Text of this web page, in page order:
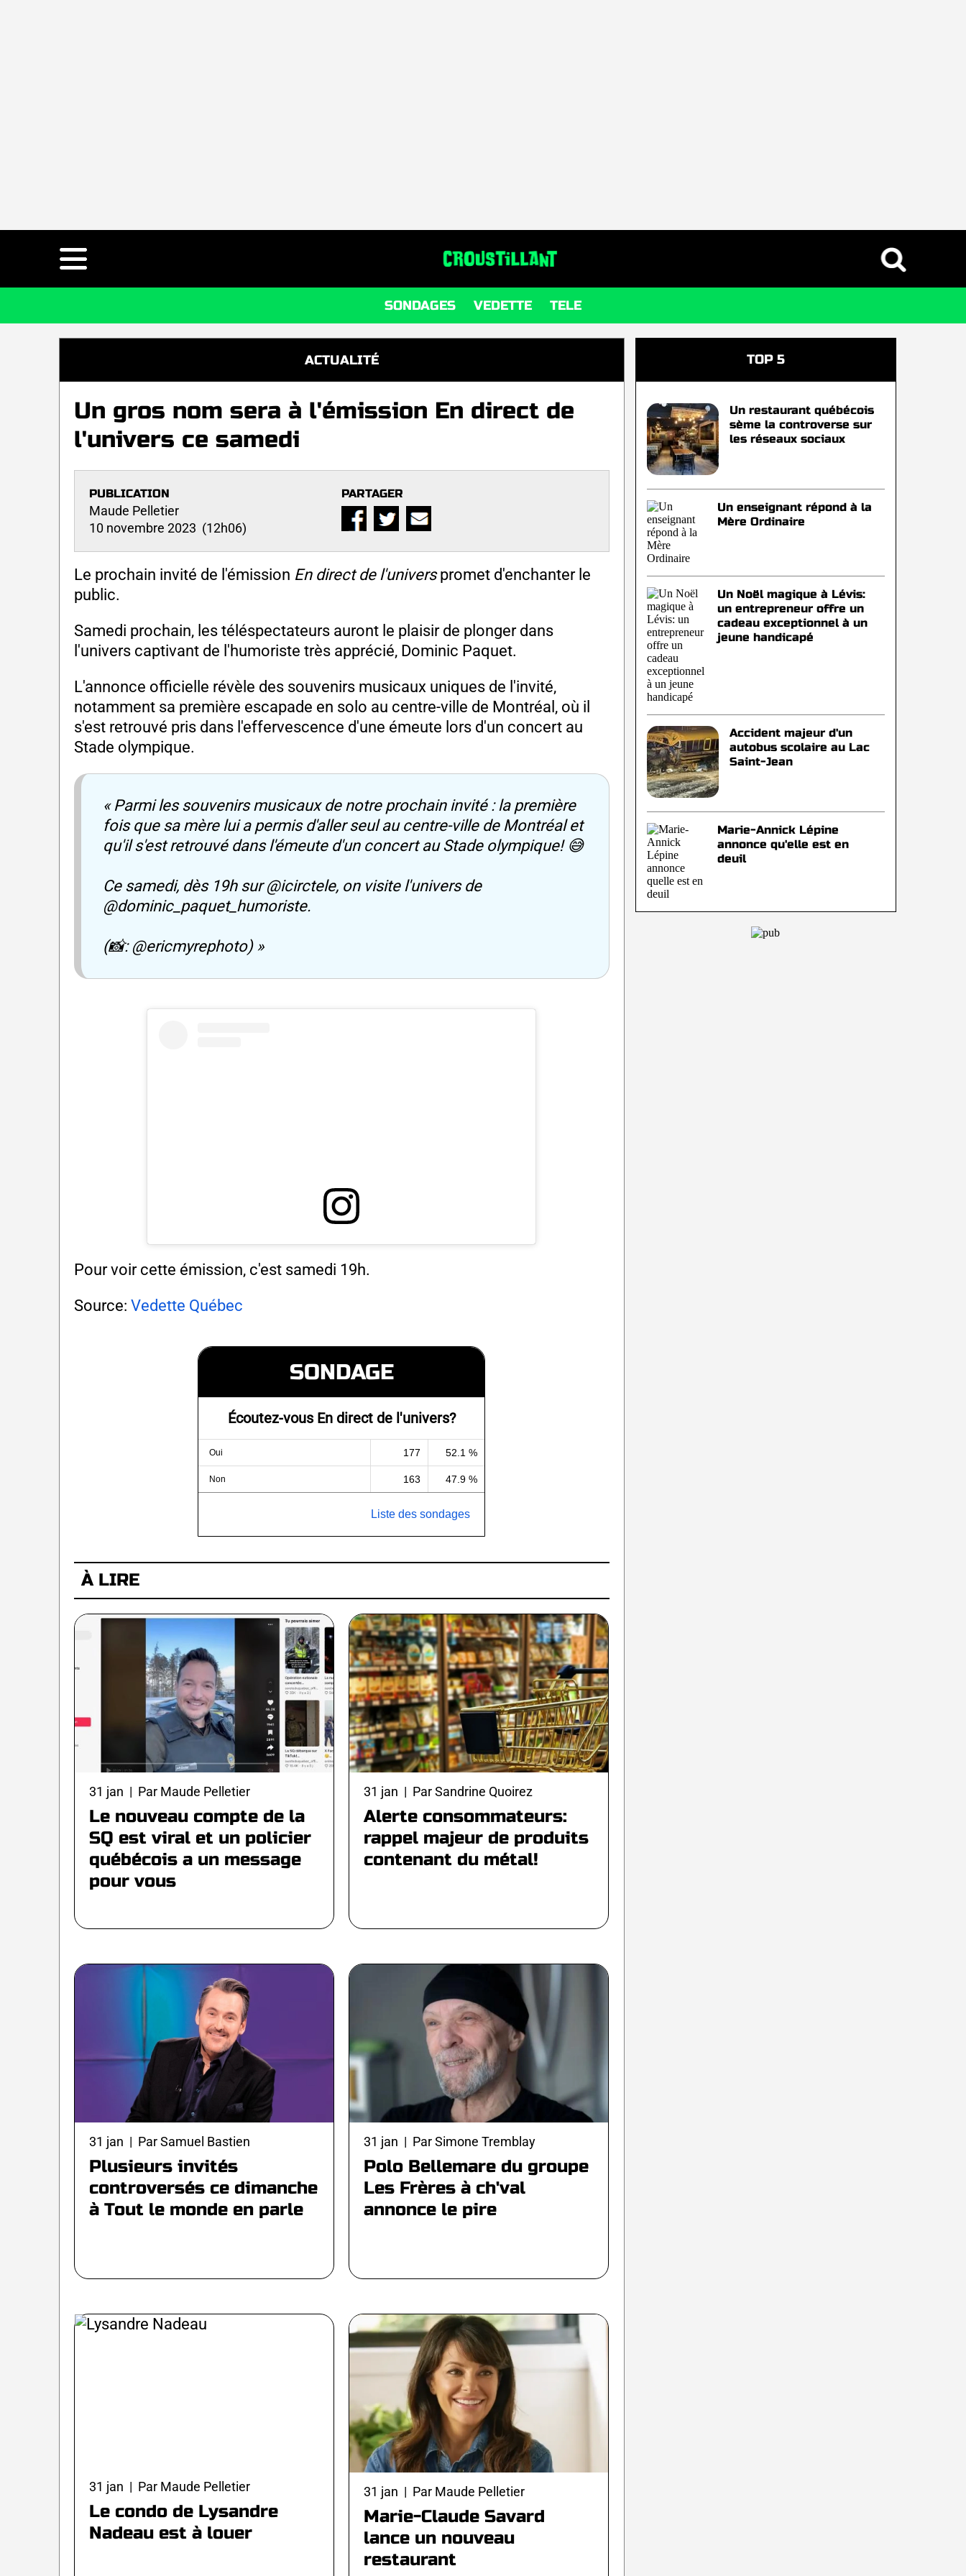
SONDAGES VEDETTE TELE
ACTUALITÉ
Un gros nom sera à l'émission En direct de
l'univers ce samedi
PUBLICATION
Maude Pelletier
10 novembre 2023 (12h06)
PARTAGER
Le prochain invité de l'émission En direct de l'universpromet d'enchanter le
public.
Samedi prochain, les téléspectateurs auront le plaisir de plonger dans
l'univers captivant de l'humoriste très apprécié, Dominic Paquet.
L'annonce officielle révèle des souvenirs musicaux uniques de l'invité,
notamment sa première escapade en solo au centre-ville de Montréal, où il
s'est retrouvé pris dans l'effervescence d'une émeute lors d'un concert au
Stade olympique.
« Parmi les souvenirs musicaux de notre prochain invité : la première
fois que sa mère lui a permis d'aller seul au centre-ville de Montréal et
qu'il s'est retrouvé dans l'émeute d'un concert au Stade olympique! 😅
Ce samedi, dès 19h sur @icirctele, on visite l'univers de
@dominic_paquet_humoriste.
(📸: @ericmyrephoto) »
Pour voir cette émission, c'est samedi 19h.
Source: Vedette Québec
SONDAGE
Écoutez-vous En direct de l'univers?
Oui 177 52.1 %
Non 163 47.9 %
Liste des sondages
À LIRE
31 jan | Par Maude Pelletier
Le nouveau compte de la
SQ est viral et un policier
québécois a un message
pour vous
31 jan | Par Sandrine Quoirez
Alerte consommateurs:
rappel majeur de produits
contenant du métal!
31 jan | Par Samuel Bastien
Plusieurs invités
controversés ce dimanche
à Tout le monde en parle
31 jan | Par Simone Tremblay
Polo Bellemare du groupe
Les Frères à ch'val
annonce le pire
31 jan | Par Maude Pelletier
Le condo de Lysandre
Nadeau est à louer
31 jan | Par Maude Pelletier
Marie-Claude Savard
lance un nouveau
restaurant
TOP 5
Un restaurant québécois
sème la controverse sur
les réseaux sociaux
Un enseignant répond à la
Mère Ordinaire
Un Noël magique à Lévis:
un entrepreneur offre un
cadeau exceptionnel à un
jeune handicapé
Accident majeur d'un
autobus scolaire au Lac
Saint-Jean
Marie-Annick Lépine
annonce qu'elle est en
deuil